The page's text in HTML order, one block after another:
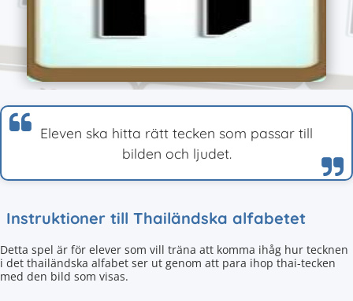
Eleven ska hitta rätt tecken som passar till
bilden och ljudet.
Instruktioner till Thailändska alfabetet
Detta spel är för elever som vill träna att komma ihåg hur tecknen
i det thailändska alfabet ser ut genom att para ihop thai-tecken
med den bild som visas.